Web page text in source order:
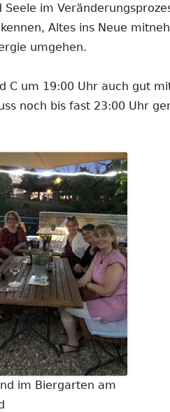
im
Altes ins Neue
umgehen.
C um 19:00 Uhr auch gut
noch bis fast 23:00 Uhr
im Biergarten am